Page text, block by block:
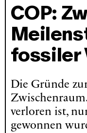
COP:
fossiler
Die Gründe
verloren ist,
gewonnen